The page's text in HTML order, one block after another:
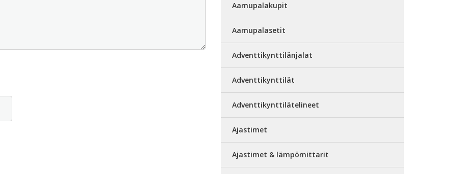
Aamupalakupit
Aamupalasetit
Adventtikynttilänjalat
Adventtikynttilät
Adventtikynttilätelineet
Ajastimet
Ajastimet & lämpömittarit